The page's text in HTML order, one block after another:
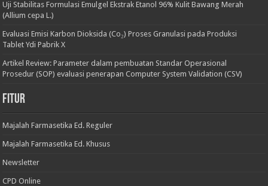
Uji Stabilitas Formulasi Emulgel Ekstrak Etanol 96% Kulit Bawang Merah
(Allium cepa L.)
Evaluasi Emisi Karbon Dioksida (Co₂) Proses Granulasi pada Produksi
Tablet Ydi Pabrik X
Artikel Review: Parameter dalam pembuatan Standar Operasional
Prosedur (SOP) evaluasi penerapan Computer System Validation (CSV)
Fitur
Majalah Farmasetika Ed. Reguler
Majalah Farmasetika Ed. Khusus
Newsletter
CPD Online